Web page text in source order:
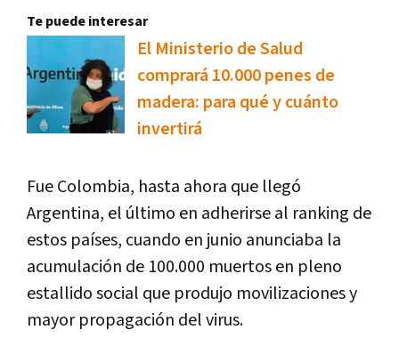
Te puede interesar
El Ministerio de Salud
comprará 10.000 penes de
madera: para qué y cuánto
invertirá
Fue Colombia, hasta ahora que llegó
Argentina, el último en adherirse al ranking de
estos países, cuando en junio anunciaba la
acumulación de 100.000 muertos en pleno
estallido social que produjo movilizaciones y
mayor propagación del virus.